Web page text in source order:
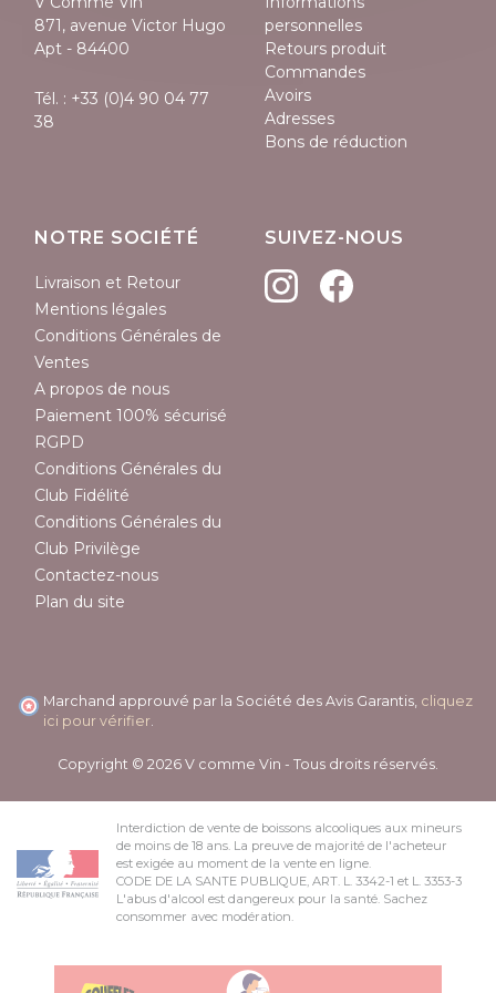
871, avenue Victor Hugo
Apt - 84400
Tél. : +33 (0)4 90 04 77
38
personnelles
Retours produit
Commandes
Avoirs
Adresses
Bons de réduction
NOTRE SOCIÉTÉ
Livraison et Retour
Mentions légales
Conditions Générales de
Ventes
A propos de nous
Paiement 100% sécurisé
RGPD
Conditions Générales du
Club Fidélité
Conditions Générales du
Club Privilège
Contactez-nous
Plan du site
SUIVEZ-NOUS
Marchand approuvé par la Société des Avis Garantis, cliquez
ici pour vérifier
Copyright © 2026 V comme Vin - Tous droits réservés.
Interdiction de vente de boissons alcooliques aux mineurs
de moins de 18 ans. La preuve de majorité de l'acheteur
est exigée au moment de la vente en ligne.
CODE DE LA SANTE PUBLIQUE, ART. L. 3342-1 et L. 3353-3
L'abus d'alcool est dangereux pour la santé. Sachez
consommer avec modération.